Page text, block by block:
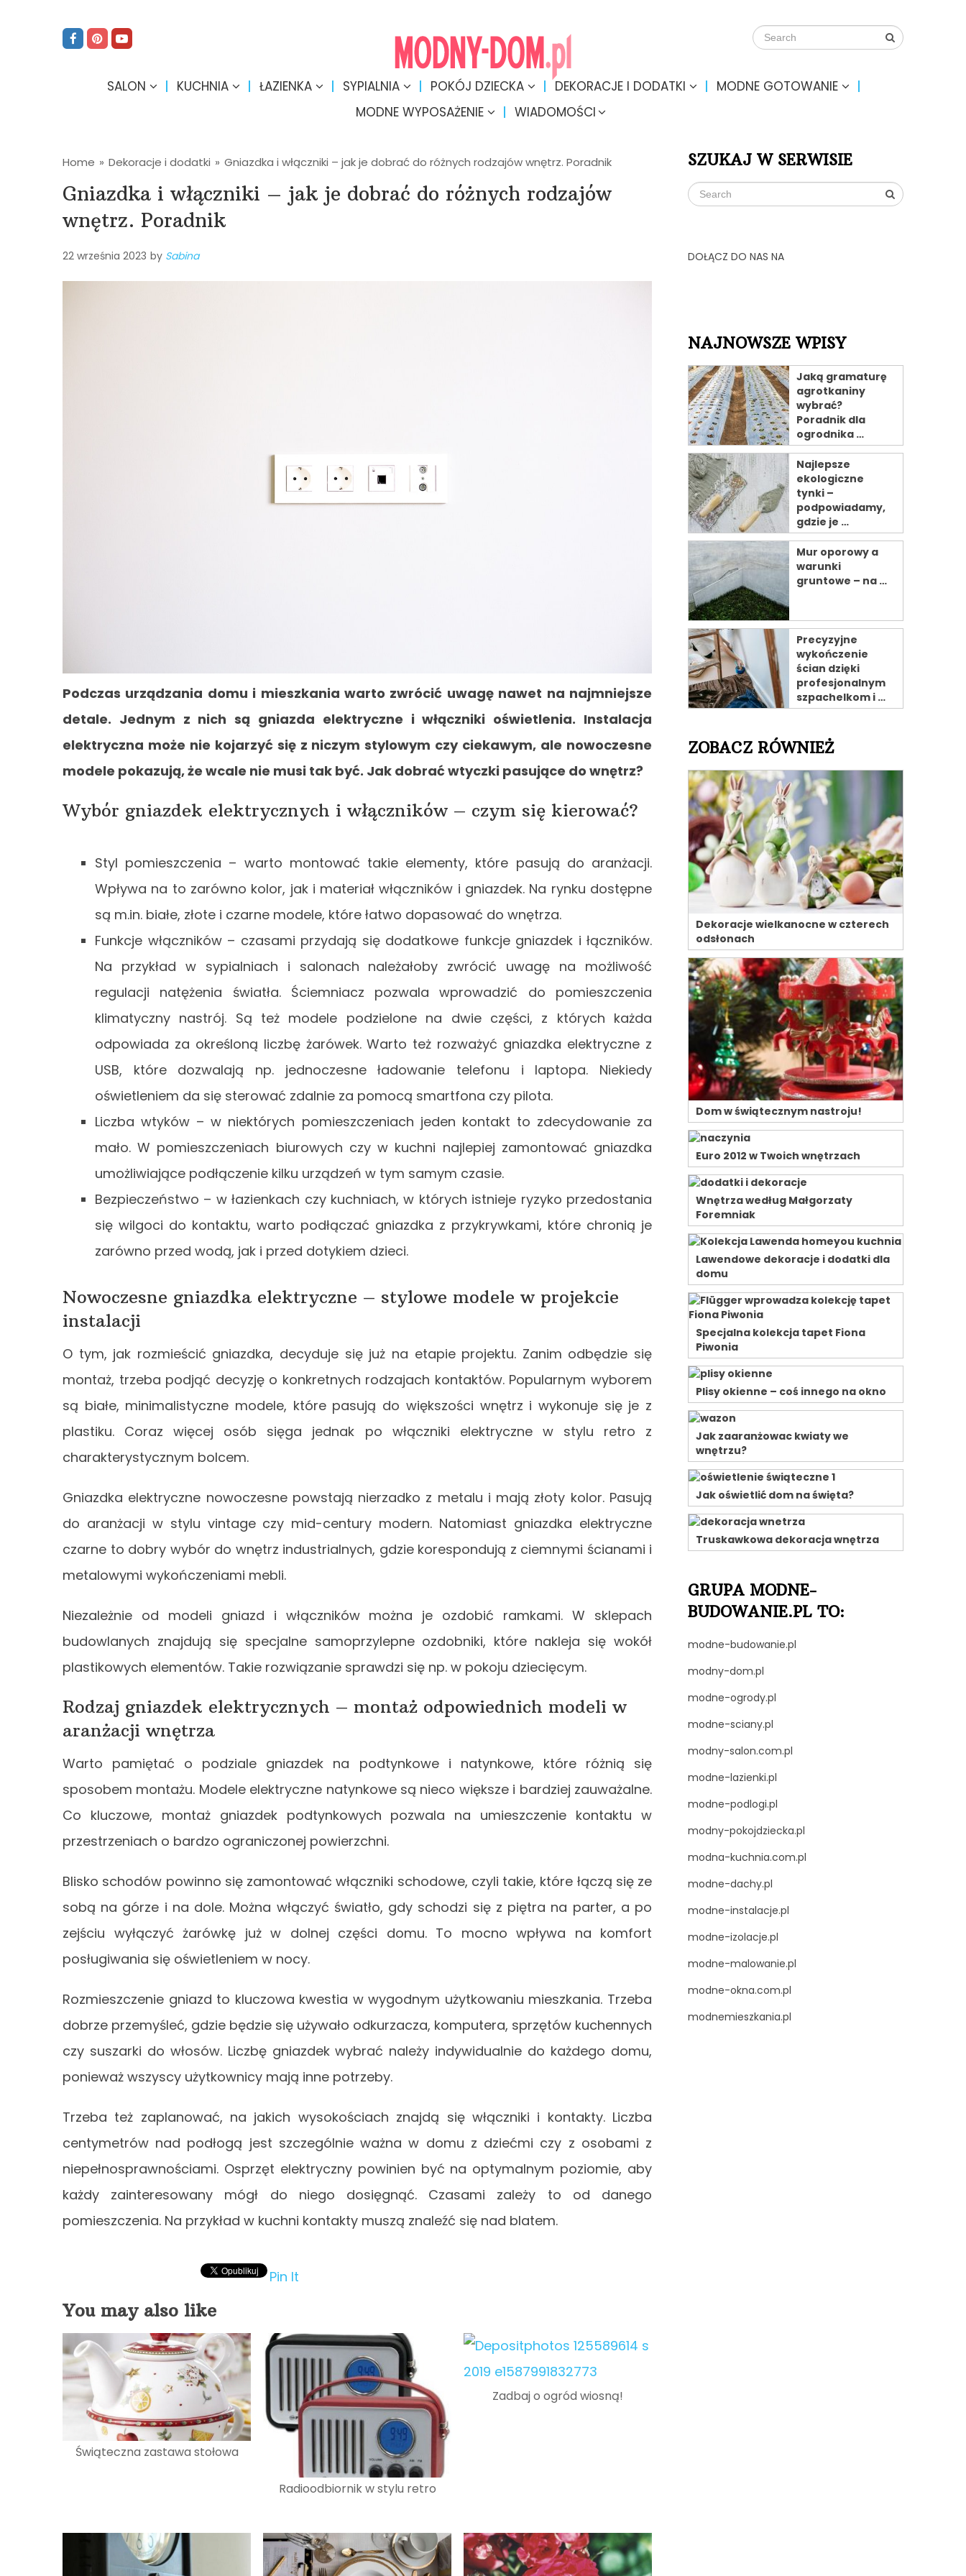
SALON KUCHNIA ŁAZIENKA SYPIALNIA POKÓJ DZIECKA DEKORACJE I DODATKI
MODNE GOTOWANIE
MODNE WYPOSAŻENIE
WIADOMOŚCI
Home » Dekoracje i dodatki » Gniazdka i włączniki – jak je dobrać do różnych rodzajów wnętrz. Poradnik
Gniazdka i włączniki – jak je dobrać do różnych rodzajów
wnętrz. Poradnik
22 września 2023 by Sabina
Podczas urządzania domu i mieszkania warto zwrócić uwagę nawet na najmniejsze
detale. Jednym z nich są gniazda elektryczne i włączniki oświetlenia. Instalacja
elektryczna może nie kojarzyć się z niczym stylowym czy ciekawym, ale nowoczesne
modele pokazują, że wcale nie musi tak być. Jak dobrać wtyczki pasujące do wnętrz?
Wybór gniazdek elektrycznych i włączników – czym się kierować?
Styl pomieszczenia – warto montować takie elementy, które pasują do aranżacji.
Wpływa na to zarówno kolor, jak i materiał włączników i gniazdek. Na rynku dostępne
są m.in. białe, złote i czarne modele, które łatwo dopasować do wnętrza.
Funkcje włączników – czasami przydają się dodatkowe funkcje gniazdek i łączników.
Na przykład w sypialniach i salonach należałoby zwrócić uwagę na możliwość
regulacji natężenia światła. Ściemniacz pozwala wprowadzić do pomieszczenia
klimatyczny nastrój. Są też modele podzielone na dwie części, z których każda
odpowiada za określoną liczbę żarówek. Warto też rozważyć gniazdka elektryczne z
USB, które dozwalają np. jednoczesne ładowanie telefonu i laptopa. Niekiedy
oświetleniem da się sterować zdalnie za pomocą smartfona czy pilota.
Liczba wtyków – w niektórych pomieszczeniach jeden kontakt to zdecydowanie za
mało. W pomieszczeniach biurowych czy w kuchni najlepiej zamontować gniazdka
umożliwiające podłączenie kilku urządzeń w tym samym czasie.
Bezpieczeństwo – w łazienkach czy kuchniach, w których istnieje ryzyko przedostania
się wilgoci do kontaktu, warto podłączać gniazdka z przykrywkami, które chronią je
zarówno przed wodą, jak i przed dotykiem dzieci.
Nowoczesne gniazdka elektryczne – stylowe modele w projekcie
instalacji
O tym, jak rozmieścić gniazdka, decyduje się już na etapie projektu. Zanim odbędzie się
montaż, trzeba podjąć decyzję o konkretnych rodzajach kontaktów. Popularnym wyborem
są białe, minimalistyczne modele, które pasują do większości wnętrz i wykonuje się je z
plastiku. Coraz więcej osób sięga jednak po włączniki elektryczne w stylu retro z
charakterystycznym bolcem.
Gniazdka elektryczne nowoczesne powstają nierzadko z metalu i mają złoty kolor. Pasują
do aranżacji w stylu vintage czy mid-century modern. Natomiast gniazdka elektryczne
czarne to dobry wybór do wnętrz industrialnych, gdzie korespondują z ciemnymi ścianami i
metalowymi wykończeniami mebli.
Niezależnie od modeli gniazd i włączników można je ozdobić ramkami. W sklepach
budowlanych znajdują się specjalne samoprzylepne ozdobniki, które nakleja się wokół
plastikowych elementów. Takie rozwiązanie sprawdzi się np. w pokoju dziecięcym.
Rodzaj gniazdek elektrycznych – montaż odpowiednich modeli w
aranżacji wnętrza
Warto pamiętać o podziale gniazdek na podtynkowe i natynkowe, które różnią się
sposobem montażu. Modele elektryczne natynkowe są nieco większe i bardziej zauważalne.
Co kluczowe, montaż gniazdek podtynkowych pozwala na umieszczenie kontaktu w
przestrzeniach o bardzo ograniczonej powierzchni.
Blisko schodów powinno się zamontować włączniki schodowe, czyli takie, które łączą się ze
sobą na górze i na dole. Można włączyć światło, gdy schodzi się z piętra na parter, a po
zejściu wyłączyć żarówkę już w dolnej części domu. To mocno wpływa na komfort
posługiwania się oświetleniem w nocy.
Rozmieszczenie gniazd to kluczowa kwestia w wygodnym użytkowaniu mieszkania. Trzeba
dobrze przemyśleć, gdzie będzie się używało odkurzacza, komputera, sprzętów kuchennych
czy suszarki do włosów. Liczbę gniazdek wybrać należy indywidualnie do każdego domu,
ponieważ wszyscy użytkownicy mają inne potrzeby.
Trzeba też zaplanować, na jakich wysokościach znajdą się włączniki i kontakty. Liczba
centymetrów nad podłogą jest szczególnie ważna w domu z dziećmi czy z osobami z
niepełnosprawnościami. Osprzęt elektryczny powinien być na optymalnym poziomie, aby
każdy zainteresowany mógł do niego dosięgnąć. Czasami zależy to od danego
pomieszczenia. Na przykład w kuchni kontakty muszą znaleźć się nad blatem.
Pin It
You may also like
Świąteczna zastawa stołowa
Radioodbiornik w stylu retro
Zadbaj o ogród wiosną!
SZUKAJ W SERWISIE
DOŁĄCZ DO NAS NA
NAJNOWSZE WPISY
Jaką gramaturę
agrotkaniny
wybrać?
Poradnik dla
ogrodnika …
Najlepsze
ekologiczne
tynki –
podpowiadamy,
gdzie je …
Mur oporowy a
warunki
gruntowe – na …
Precyzyjne
wykończenie
ścian dzięki
profesjonalnym
szpachelkom i …
ZOBACZ RÓWNIEŻ
Dekoracje wielkanocne w czterech
odsłonach
Dom w świątecznym nastroju!
Euro 2012 w Twoich wnętrzach
Wnętrza według Małgorzaty
Foremniak
Lawendowe dekoracje i dodatki dla
domu
Specjalna kolekcja tapet Fiona
Piwonia
Plisy okienne – coś innego na okno
Jak zaaranżowac kwiaty we
wnętrzu?
Jak oświetlić dom na święta?
Truskawkowa dekoracja wnętrza
GRUPA MODNE-
BUDOWANIE.PL TO:
modne-budowanie.pl
modny-dom.pl
modne-ogrody.pl
modne-sciany.pl
modny-salon.com.pl
modne-lazienki.pl
modne-podlogi.pl
modny-pokojdziecka.pl
modna-kuchnia.com.pl
modne-dachy.pl
modne-instalacje.pl
modne-izolacje.pl
modne-malowanie.pl
modne-okna.com.pl
modnemieszkania.pl